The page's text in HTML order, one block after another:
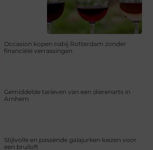
Occasion kopen nabij Rotterdam zonder
financiële verrassingen
Gemiddelde tarieven van een dierenarts in
Arnhem
Stijlvolle en passende galajurken kiezen voor
een bruiloft